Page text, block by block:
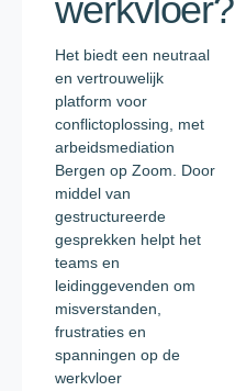
werkvloer?
Het biedt een neutraal
en vertrouwelijk
platform voor
conflictoplossing, met
arbeidsmediation
Bergen op Zoom. Door
middel van
gestructureerde
gesprekken helpt het
teams en
leidinggevenden om
misverstanden,
frustraties en
spanningen op de
werkvloer